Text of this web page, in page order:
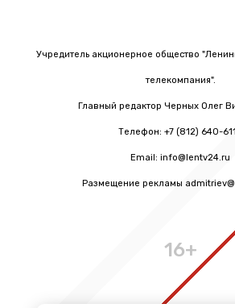
Учредитель акционерное общество
телекомпания".
Главный редактор Черных Олег
Телефон: +7 (812) 640-
Email: info@lentv24.ru
Размещение рекламы
16+